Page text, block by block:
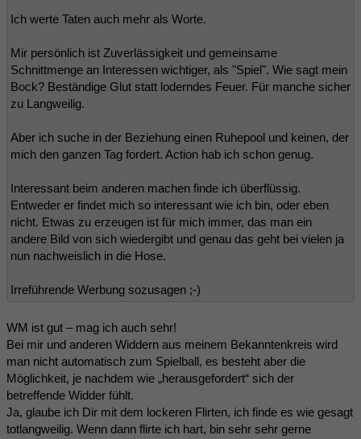
Ich werte Taten auch mehr als Worte.
Mir persönlich ist Zuverlässigkeit und gemeinsame
Schnittmenge an Interessen wichtiger, als "Spiel". Wie sagt mein
Bock? Beständige Glut statt loderndes Feuer. Für manche sicher
zu Langweilig.
Aber ich suche in der Beziehung einen Ruhepool und keinen, der
mich den ganzen Tag fordert. Action hab ich schon genug.
Interessant beim anderen machen finde ich überflüssig.
Entweder er findet mich so interessant wie ich bin, oder eben
nicht. Etwas zu erzeugen ist für mich immer, das man ein
andere Bild von sich wiedergibt und genau das geht bei vielen ja
nun nachweislich in die Hose.
Irreführende Werbung sozusagen ;-)
WM ist gut – mag ich auch sehr!
Bei mir und anderen Widdern aus meinem Bekanntenkreis wird
man nicht automatisch zum Spielball, es besteht aber die
Möglichkeit, je nachdem wie „herausgefordert“ sich der
betreffende Widder fühlt.
Ja, glaube ich Dir mit dem lockeren Flirten, ich finde es wie gesagt
totlangweilig. Wenn dann flirte ich hart, bin sehr sehr gerne